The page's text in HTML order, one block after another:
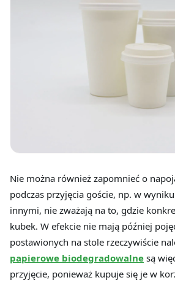
Nie można również zapomnieć o
podczas przyjęcia goście, np. w
innymi, nie zważają na to, gdzie
kubek. W efekcie nie mają później
postawionych na stole rzeczywiście
papierowe biodegradowalne są
przyjęcie, ponieważ kupuje się je w